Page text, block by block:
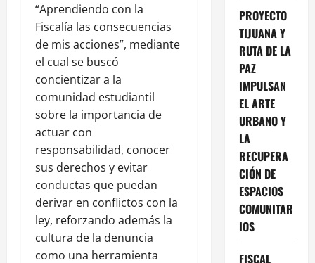
“Aprendiendo con la
Fiscalía las consecuencias
de mis acciones”, mediante
el cual se buscó
concientizar a la
comunidad estudiantil
sobre la importancia de
actuar con
responsabilidad, conocer
sus derechos y evitar
conductas que puedan
derivar en conflictos con la
ley, reforzando además la
cultura de la denuncia
como una herramienta
PROYECTO
TIJUANA Y
RUTA DE LA
PAZ
IMPULSAN
EL ARTE
URBANO Y
LA
RECUPERA
CIÓN DE
ESPACIOS
COMUNITAR
IOS
FISCAL